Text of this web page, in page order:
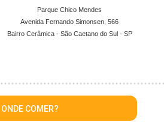
Parque Chico Mendes
Avenida Fernando Simonsen, 566
Bairro Cerâmica - São Caetano do Sul - SP
ONDE COMER?